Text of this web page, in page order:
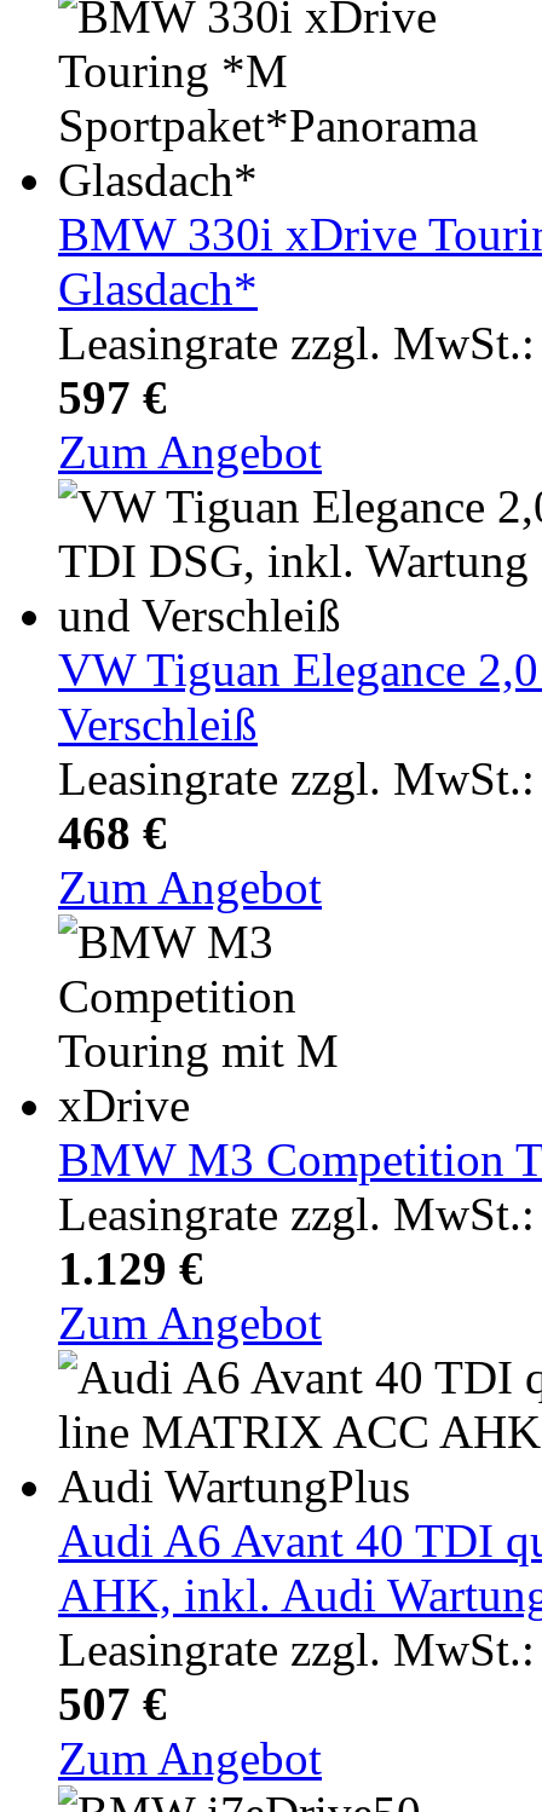
BMW 330i xDrive
Glasdach*
Leasingrate zzgl.
597 €
Zum Angebot
VW Tiguan Elegance
Verschleiß
Leasingrate zzgl.
468 €
Zum Angebot
BMW M3 Competition
Leasingrate zzgl.
1.129 €
Zum Angebot
Audi A6 Avant 40 TDI
AHK, inkl. Audi
Leasingrate zzgl.
507 €
Zum Angebot